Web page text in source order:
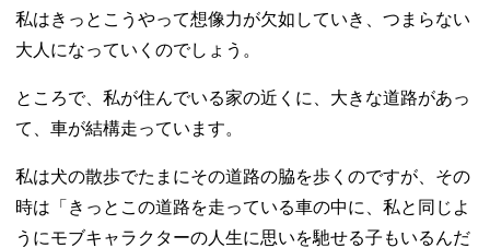
私はきっとこうやって想像力が欠如していき、つまらない
大人になっていくのでしょう。
ところで、私が住んでいる家の近くに、大きな道路があっ
て、車が結構走っています。
私は犬の散歩でたまにその道路の脇を歩くのですが、その
時は「きっとこの道路を走っている車の中に、私と同じよ
うにモブキャラクターの人生に思いを馳せる子もいるんだ